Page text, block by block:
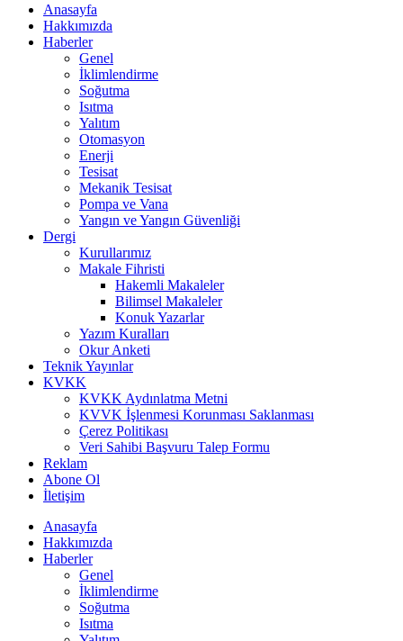
Anasayfa
Hakkımızda
Haberler
Genel
İklimlendirme
Soğutma
Isıtma
Yalıtım
Otomasyon
Enerji
Tesisat
Mekanik Tesisat
Pompa ve Vana
Yangın ve Yangın Güvenliği
Dergi
Kurullarımız
Makale Fihristi
Hakemli Makaleler
Bilimsel Makaleler
Konuk Yazarlar
Yazım Kuralları
Okur Anketi
Teknik Yayınlar
KVKK
KVKK Aydınlatma Metni
KVVK İşlenmesi Korunması Saklanması
Çerez Politikası
Veri Sahibi Başvuru Talep Formu
Reklam
Abone Ol
İletişim
Anasayfa
Hakkımızda
Haberler
Genel
İklimlendirme
Soğutma
Isıtma